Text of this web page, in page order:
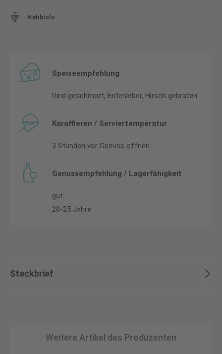
Nebbiolo
Speiseempfehlung
Rind geschmort, Entenleber, Hirsch gebraten
Karaffieren / Serviertemperatur
3 Stunden vor Genuss öffnen
Genussempfehlung / Lagerfähigkeit
gut
20-25 Jahre
Steckbrief
Weitere Artikel des Produzenten